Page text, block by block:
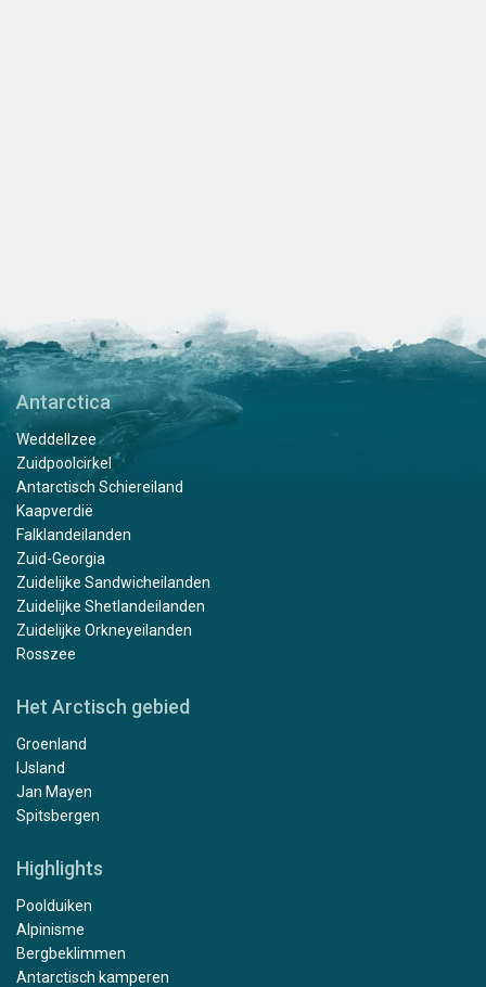
Antarctica
Weddellzee
Zuidpoolcirkel
Antarctisch Schiereiland
Kaapverdië
Falklandeilanden
Zuid-Georgia
Zuidelijke Sandwicheilanden
Zuidelijke Shetlandeilanden
Zuidelijke Orkneyeilanden
Rosszee
Het Arctisch gebied
Groenland
IJsland
Jan Mayen
Spitsbergen
Highlights
Poolduiken
Alpinisme
Bergbeklimmen
Antarctisch kamperen